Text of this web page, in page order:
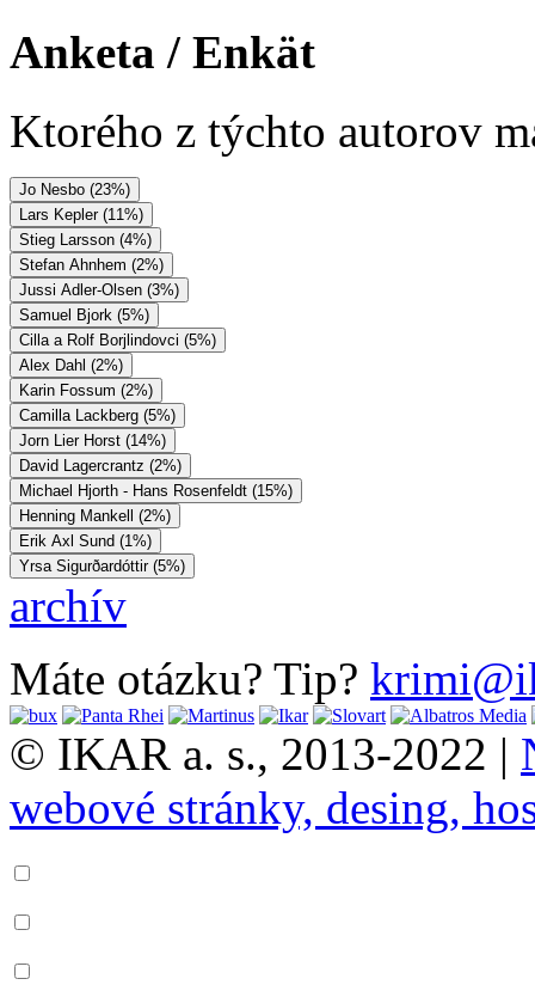
Anketa / Enkät
Ktorého z týchto autorov
Jo Nesbo (23%)
Lars Kepler (11%)
Stieg Larsson (4%)
Stefan Ahnhem (2%)
Jussi Adler-Olsen (3%)
Samuel Bjork (5%)
Cilla a Rolf Borjlindovci (5%)
Alex Dahl (2%)
Karin Fossum (2%)
Camilla Lackberg (5%)
Jorn Lier Horst (14%)
David Lagercrantz (2%)
Michael Hjorth - Hans Rosenfeldt (15%)
Henning Mankell (2%)
Erik Axl Sund (1%)
Yrsa Sigurðardóttir (5%)
archív
Máte otázku? Tip?
© IKAR a. s., 2013-2022 |
webové stránky, desing,